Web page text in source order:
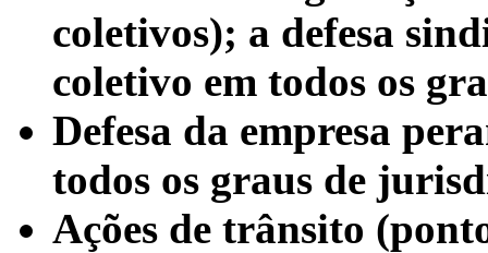
coletivos); a defesa
coletivo em todos os
Defesa da empresa
todos os graus de
Ações de trânsito